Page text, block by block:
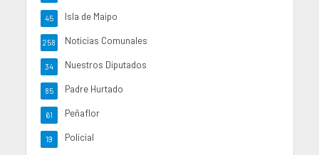
Isla de Maipo
45
Noticias Comunales
258
Nuestros Diputados
34
Padre Hurtado
85
Peñaflor
61
Policial
19